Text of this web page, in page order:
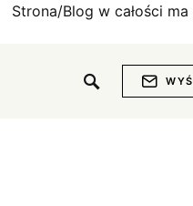
Strona/Blog w całości